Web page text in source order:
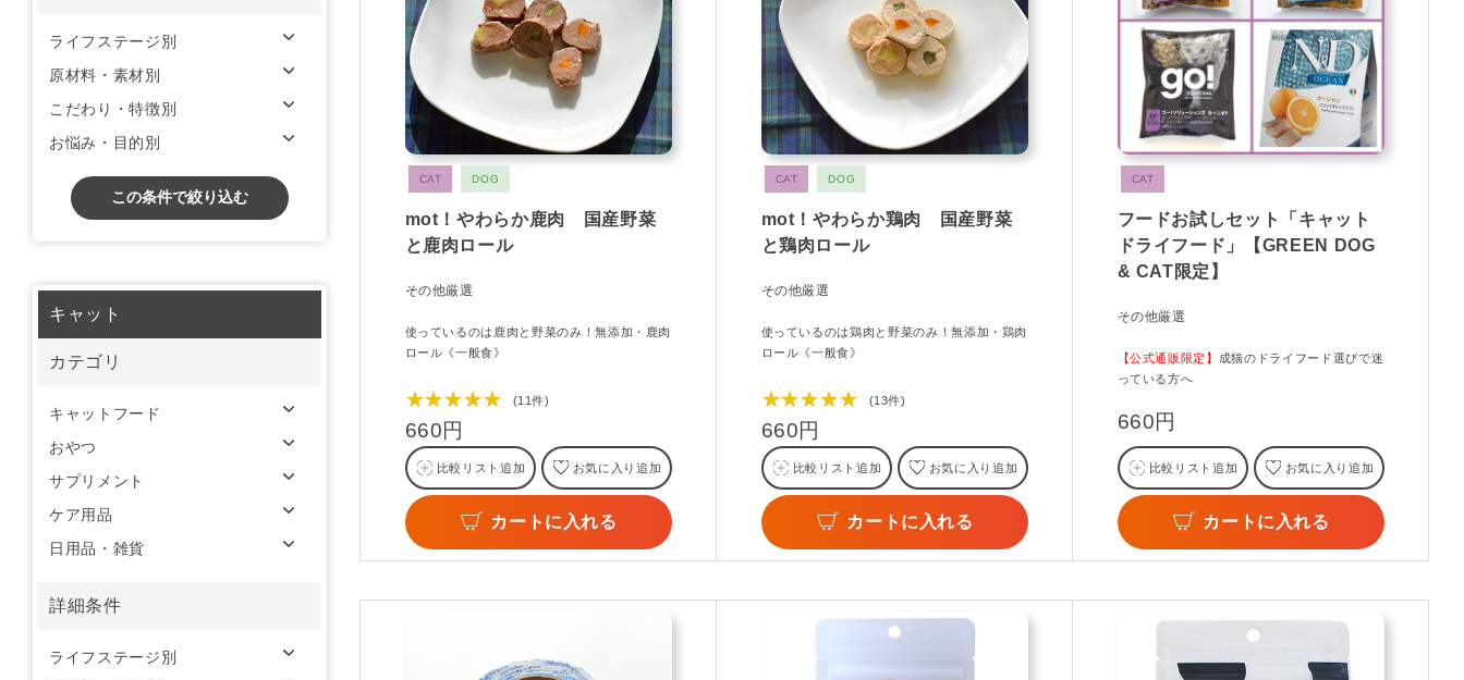
CAT DOG
mot！やわらか鹿肉 国産野菜
と鹿肉ロール
その他厳選
使っているのは鹿肉と野菜のみ！無添加・鹿肉
ロール《一般食》
★★★★★ (11件)
660円
比較リスト追加 お気に入り追加
カートに入れる
CAT DOG
mot！やわらか鶏肉 国産野菜
と鶏肉ロール
その他厳選
使っているのは鶏肉と野菜のみ！無添加・鶏肉
ロール《一般食》
★★★★★ (13件)
660円
比較リスト追加 お気に入り追加
カートに入れる
CAT
フードお試しセット「キャット
ドライフード」【GREEN DOG
& CAT限定】
その他厳選
【公式通販限定】
成猫のドライフード選びで迷
っている方へ
660円
比較リスト追加 お気に入り追加
カートに入れる
ライフステージ別
原材料・素材別
こだわり・特徴別
お悩み・目的別
この条件で絞り込む
キャット
カテゴリ
キャットフード
おやつ
サプリメント
ケア用品
日用品・雑貨
詳細条件
ライフステージ別